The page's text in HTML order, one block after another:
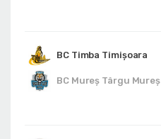
BC Timba Timişoara
BC Mureș Târgu Mureș